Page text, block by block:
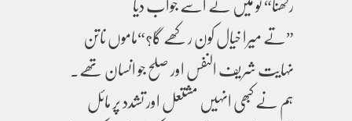
”تے میرا خیال کون رکھے گا؟“ماموں ناتن
نہایت شریف النفس اور صلح جو انسان تھے۔
ہم نے کبھی انہیں مشتعل اور تشدد پر مائل